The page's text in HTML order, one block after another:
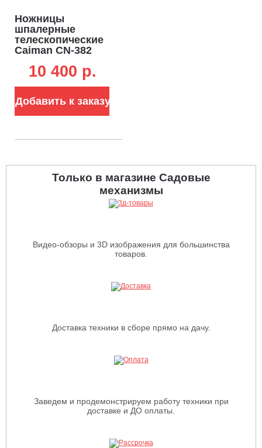
Ножницы
шпалерные
телескопические
Caiman CN-382
10 400 p.
Добавить к заказу
Только в магазине Садовые
механизмы
Видео-обзоры и 3D изображения для большинства
товаров.
Доставка техники в сборе прямо на дачу.
Заведем и продемонстрируем работу техники при
доставке и ДО оплаты.